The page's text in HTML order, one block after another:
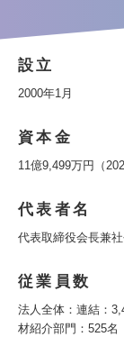
設立
2000年1月
資本金
11億9,499万円（
代表者名
代表取締役会長兼
従業員数
法人全体：連結：
材紹介部門：525名